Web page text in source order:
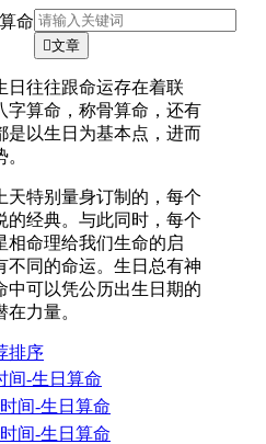
命
文章
日往往跟命运存在着联
字算命，称骨算命，还有
是以生日为基本点，进而
天特别量身订制的，每个
的经典。与此同时，每个
相命理给我们生命的启
不同的命运。生日总有神
中可以凭公历出生日期的
力量。
排序
间-生日算命
间-生日算命
间-生日算命